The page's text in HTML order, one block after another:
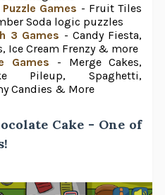
Games - Fruit Tiles
Soda logic puzzles
3 Games - Candy Fiesta,
Ice Cream Frenzy & more
Games - Merge Cakes,
Pileup, Spaghetti,
Candies & More
Cake - One of